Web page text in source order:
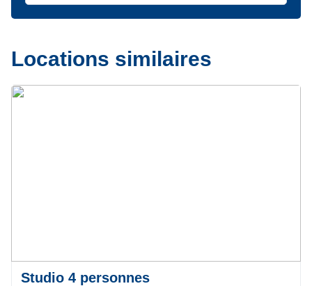
Locations similaires
Précédent
Studio 4 personnes
Suivant